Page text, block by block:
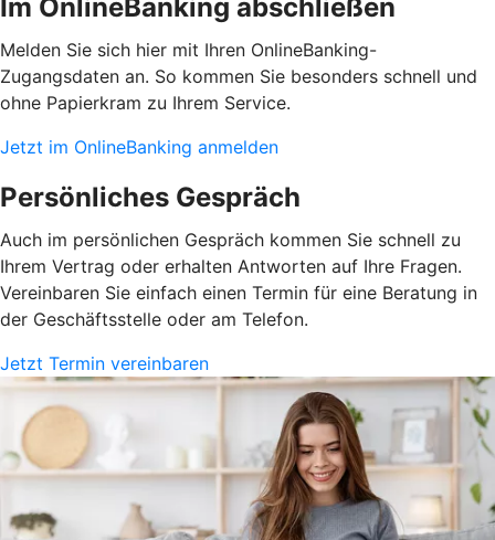
Im OnlineBanking abschließen
Melden Sie sich hier mit Ihren OnlineBanking-
Zugangsdaten an. So kommen Sie besonders schnell und
ohne Papierkram zu Ihrem Service.
Jetzt im OnlineBanking anmelden
Persönliches Gespräch
Auch im persönlichen Gespräch kommen Sie schnell zu
Ihrem Vertrag oder erhalten Antworten auf Ihre Fragen.
Vereinbaren Sie einfach einen Termin für eine Beratung in
der Geschäftsstelle oder am Telefon.
Jetzt Termin vereinbaren